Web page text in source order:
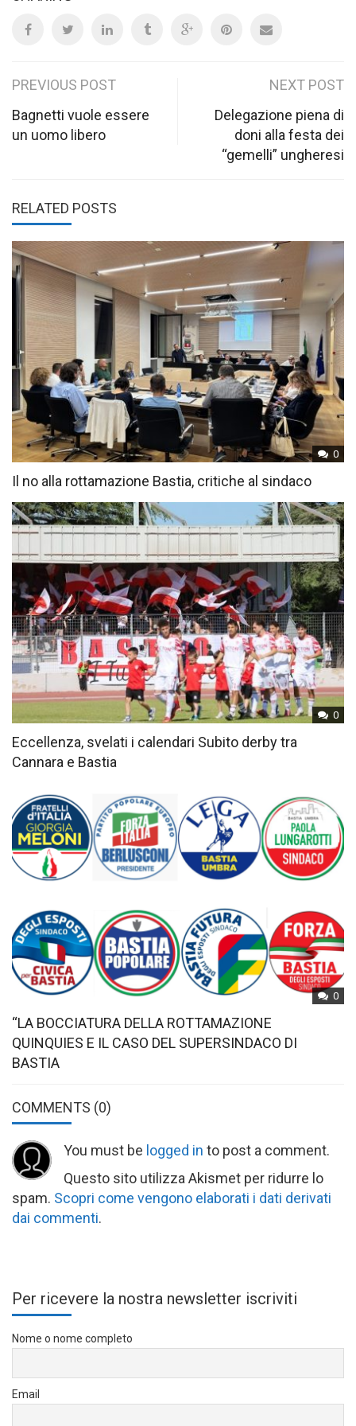
Post
navigation
PREVIOUS POST
Bagnetti vuole essere
un uomo libero
NEXT POST
Delegazione piena di
doni alla festa dei
“gemelli” ungheresi
RELATED POSTS
0
Il no alla rottamazione Bastia, critiche al sindaco
0
Eccellenza, svelati i calendari Subito derby tra
Cannara e Bastia
0
“LA BOCCIATURA DELLA ROTTAMAZIONE
QUINQUIES E IL CASO DEL SUPERSINDACO DI
BASTIA
COMMENTS (0)
You must be logged in to post a comment.
Questo sito utilizza Akismet per ridurre lo
spam. Scopri come vengono elaborati i dati derivati
dai commenti.
Per ricevere la nostra newsletter iscriviti
Nome o nome completo
Email